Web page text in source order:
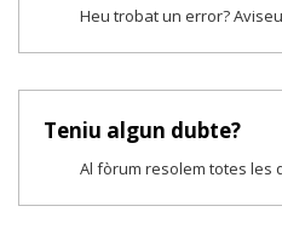
Heu trobat un error?
Teniu algun dubte?
Al fòrum resolem totes les